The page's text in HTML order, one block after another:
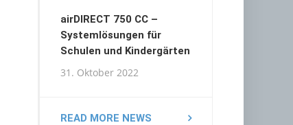
airDIRECT 750 CC –
Systemlösungen für
Schulen und Kindergärten
31. Oktober 2022
READ MORE NEWS